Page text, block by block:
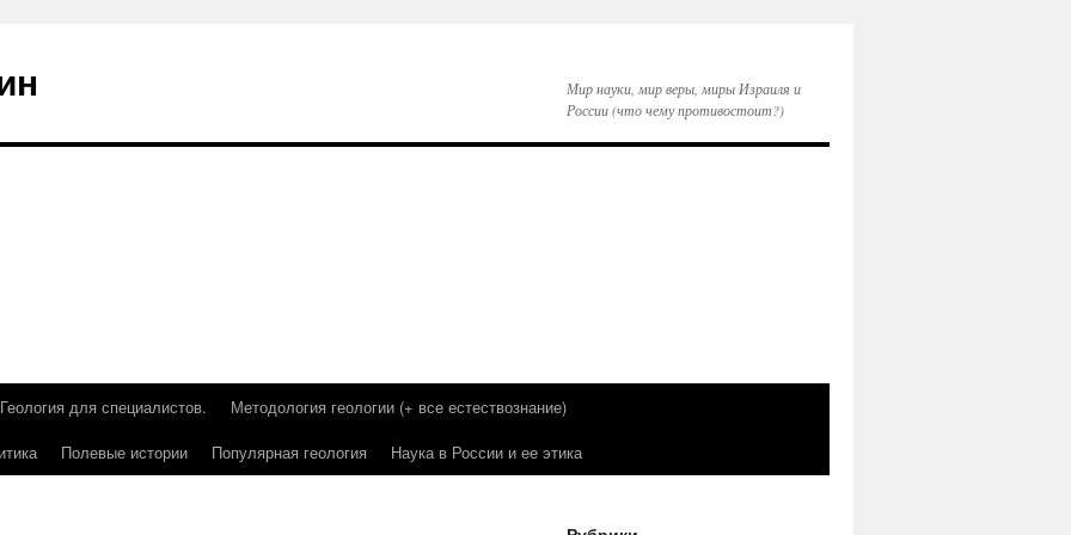
Мир науки, мир веры, миры Израиля и
России (что чему противостоит?)
Геология для специалистов.
Методология геологии (+ все естествознание)
Полевые истории Популярная геология Наука в России и ее этика